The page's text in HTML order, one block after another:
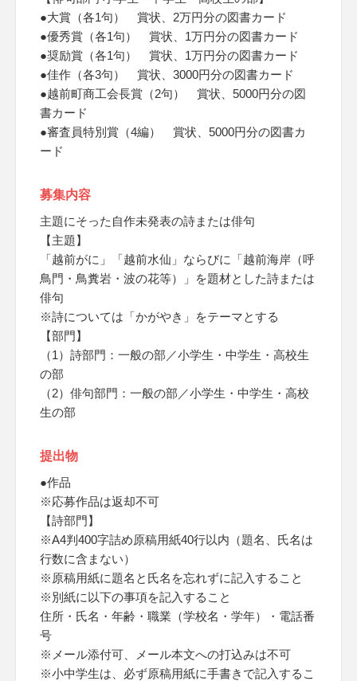
●大賞（各1句） 賞状、2万円分の図書カード
●優秀賞（各1句） 賞状、1万円分の図書カード
●奨励賞（各1句） 賞状、1万円分の図書カード
●佳作（各3句） 賞状、3000円分の図書カード
●越前町商工会長賞（2句） 賞状、5000円分の図
書カード
●審査員特別賞（4編） 賞状、5000円分の図書カ
ード
募集内容
主題にそった自作未発表の詩または俳句
【主題】
「越前がに」「越前水仙」ならびに「越前海岸（呼
鳥門・鳥糞岩・波の花等）」を題材とした詩または
俳句
※詩については「かがやき」をテーマとする
【部門】
（1）詩部門：一般の部／小学生・中学生・高校生
の部
（2）俳句部門：一般の部／小学生・中学生・高校
生の部
提出物
●作品
※応募作品は返却不可
【詩部門】
※A4判400字詰め原稿用紙40行以内（題名、氏名は
行数に含まない）
※原稿用紙に題名と氏名を忘れずに記入すること
※別紙に以下の事項を記入すること
住所・氏名・年齢・職業（学校名・学年）・電話番
号
※メール添付可、メール本文への打込みは不可
※小中学生は、必ず原稿用紙に手書きで記入するこ